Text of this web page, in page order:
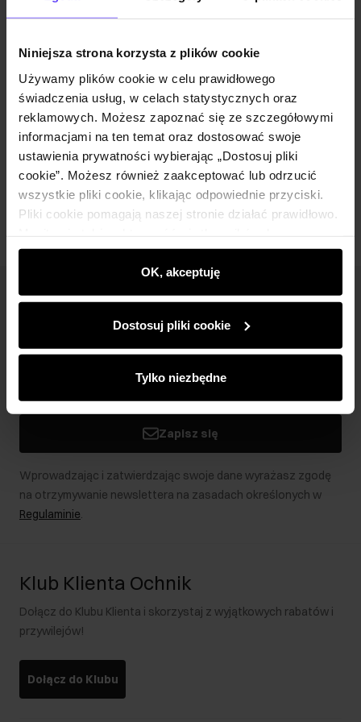
Niniejsza strona korzysta z plików cookie
Używamy plików cookie w celu prawidłowego
świadczenia usług, w celach statystycznych oraz
reklamowych. Możesz zapoznać się ze szczegółowymi
informacjami na ten temat oraz dostosować swoje
ustawienia prywatności wybierając „Dostosuj pliki
cookie”. Możesz również zaakceptować lub odrzucić
wszystkie pliki cookie, klikając odpowiednie przyciski.
Pliki cookie pomagają naszej stronie działać prawidłowo.
wyświetlać im dopasowane do ich preferencji treści,
rekomendacje oraz komunikaty reklamowe informujące o
najnowszych promocjach w e-sklepie. Informacje o tym,
partnerom społecznościowym, reklamowym i
analitycznym. Partnerzy mogą połączyć te informacje z
podczas korzystania z ich usług.
OK, akceptuję
Dostosuj pliki cookie
Tylko niezbędne
Szczegóły
Skład i wymiary
Opinie
Newsletter
Bądź na bieżąco z nowościami i promocjami!
Zapisz się
Wprowadzając i zatwierdzając swoje dane wyrażasz zgodę
na otrzymywanie newslettera na zasadach określonych w
Regulaminie.
Klub Klienta Ochnik
Dołącz do Klubu Klienta i skorzystaj z wyjątkowych rabatów i
przywilejów!
Dołącz do Klubu